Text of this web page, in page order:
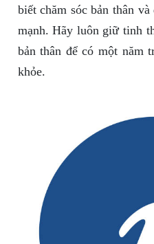
biết chăm sóc bản thân
mạnh. Hãy luôn giữ tinh
bản thân để có một năm
khỏe.